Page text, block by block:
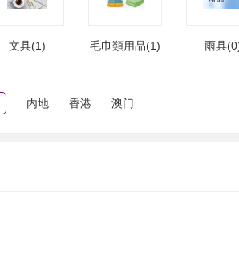
文具(1) 毛巾類用品(1) 雨具
内地 香港 澳门